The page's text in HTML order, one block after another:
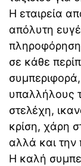
Η εταιρεία
απόλυτη
πληροφόρηση
σε κάθε
υπαλλήλους
στελέχη,
κρίση, χάρη
αλλά και την
Η καλή